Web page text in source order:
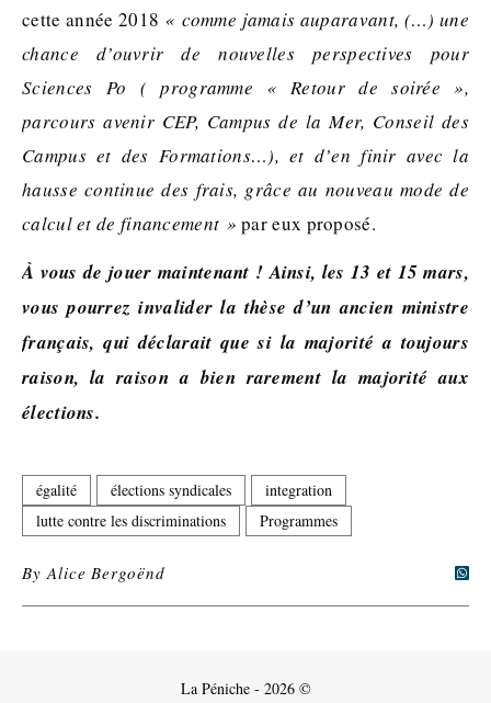
cette année 2018 « comme jamais auparavant, (…) une
chance d’ouvrir de nouvelles perspectives pour
Sciences Po ( programme « Retour de soirée »,
parcours avenir CEP, Campus de la Mer, Conseil des
Campus et des Formations…), et d’en finir avec la
hausse continue des frais, grâce au nouveau mode de
calcul et de financement » par eux proposé.
À vous de jouer maintenant ! Ainsi, les 13 et 15 mars,
vous pourrez invalider la thèse d’un ancien ministre
français, qui déclarait que si la majorité a toujours
raison, la raison a bien rarement la majorité aux
élections.
égalité élections syndicales
integration
lutte contre les discriminations
Programmes
ByAlice Bergoënd
La Péniche - 2026 ©